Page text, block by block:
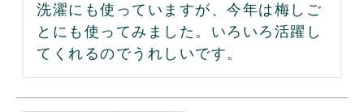
洗濯にも使っていますが、今年は梅しご
とにも使ってみました。いろいろ活躍し
てくれるのでうれしいです。